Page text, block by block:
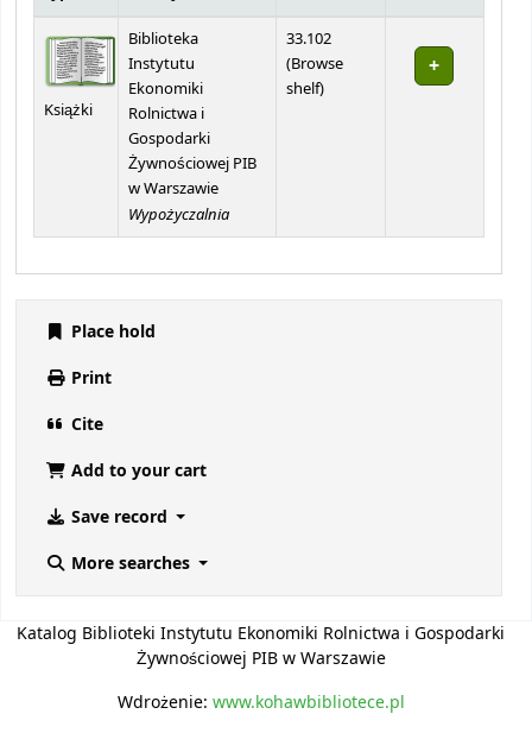
Książki
Biblioteka
Instytutu
Ekonomiki
Rolnictwa i
Gospodarki
Żywnościowej PIB
w Warszawie
Wypożyczalnia
33.102
(Browse
shelf(Opens below)
)
Place hold
Print
Cite
Add to your cart
Save record
More searches
Katalog Biblioteki Instytutu Ekonomiki Rolnictwa i Gospodarki
Żywnościowej PIB w Warszawie
Wdrożenie: www.kohawbibliotece.pl